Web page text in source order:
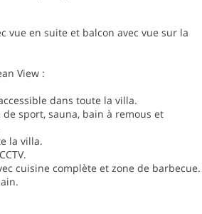
vue en suite et balcon avec vue sur la
View :
dans toute la villa.
sport, sauna, bain à remous et
la villa.
cuisine complète et zone de barbecue.